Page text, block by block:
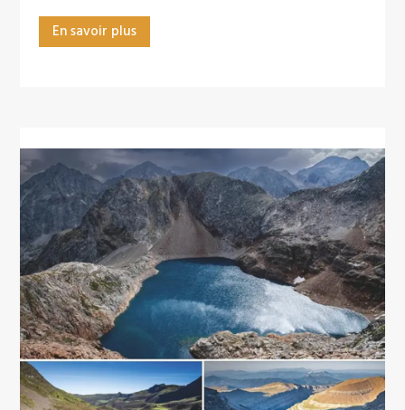
En savoir plus